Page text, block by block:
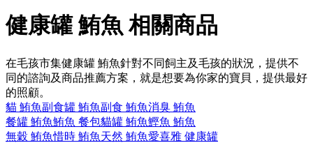
健康罐 鮪魚 相關商品
在毛孩市集健康罐 鮪魚針對不同飼主及毛孩的狀況，提供不
同的諮詢及商品推薦方案，就是想要為你家的寶貝，提供最好
的照顧。
貓 鮪魚副食罐 鮪魚副食 鮪魚消臭 鮪魚
餐罐 鮪魚鮪魚 餐包貓罐 鮪魚鰹魚 鮪魚
無穀 鮪魚惜時 鮪魚天然 鮪魚愛喜雅 健康罐